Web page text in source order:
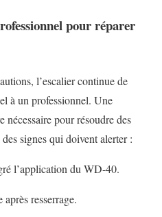
pour réparer
l’escalier continue de
à un professionnel. Une
nécessaire pour résoudre des
signes qui doivent alerter :
l’application du WD-40.
resserrage.